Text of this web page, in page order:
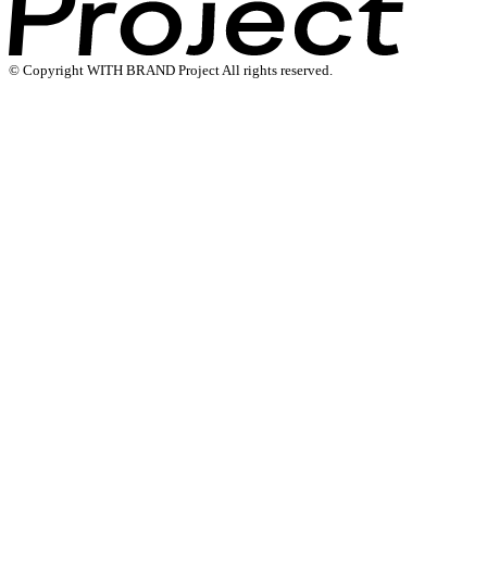
© Copyright WITH BRAND Project All rights reserved.